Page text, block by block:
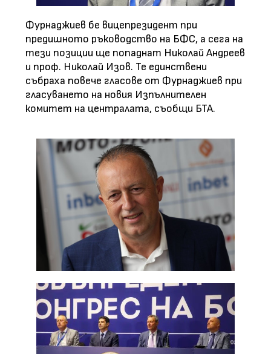
Фурнаджиев бе вицепрезидент при
предишното ръководство на БФС, а сега на
тези позиции ще попаднат Николай Андреев
и проф. Николай Изов. Те единствени
събраха повече гласове от Фурнаджиев при
гласуването на новия Изпълнителен
комитет на централата, съобщи БТА.